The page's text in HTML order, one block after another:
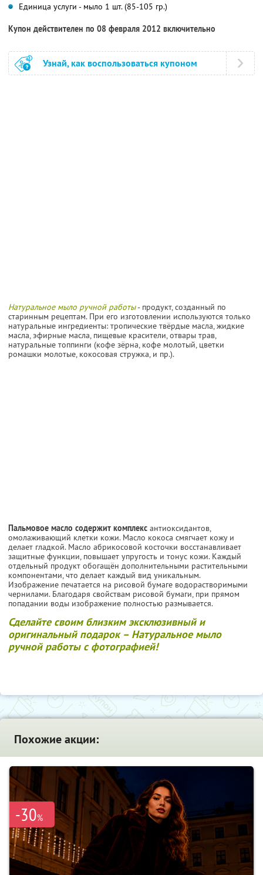
Единица услуги - мыло 1 шт. (85-105 гр.)
Купон действителен по 08 февраля 2012 включительно
Узнай, как воспользоваться купоном
Натуральное мыло ручной работы- продукт, созданный по
старинным рецептам. При его изготовлении используются только
натуральные ингредиенты: тропические твёрдые масла, жидкие
масла, эфирные масла, пищевые красители, отвары трав,
натуральные топпинги (кофе зёрна, кофе молотый, цветки
ромашки молотые, кокосовая стружка, и пр.).
Пальмовое масло содержит комплекс антиоксидантов,
омолаживающий клетки кожи. Масло кокоса смягчает кожу и
делает гладкой. Масло абрикосовой косточки восстанавливает
защитные функции, повышает упругость и тонус кожи. Каждый
отдельный продукт обогащён дополнительными растительными
компонентами, что делает каждый вид уникальным.
Изображение печатается на рисовой бумаге водорастворимыми
чернилами. Благодаря свойствам рисовой бумаги, при прямом
попадании воды изображение полностью размывается.
Сделайте своим близким эксклюзивный и
оригинальный подарок – Натуральное мыло
ручной работы с фотографией!
Похожие акции:
-30%